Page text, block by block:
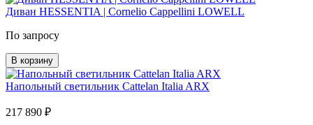
Диван HESSENTIA | Cornelio Cappellini LOWELL
По запросу
В корзину
Напольный светильник Cattelan Italia ARX
217 890 ₽